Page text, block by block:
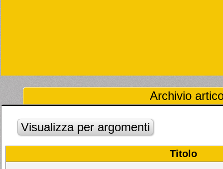
Archivio
Visualizza per argomenti
Titolo